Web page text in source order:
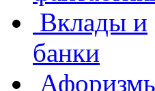
Вклады и
банки